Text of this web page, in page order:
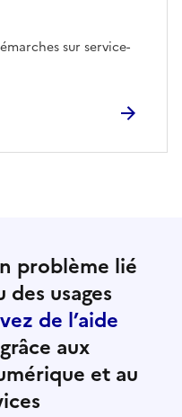
sur service-
problème lié
usages
de l’aide
grâce aux
et au